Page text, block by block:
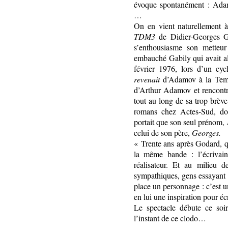
évoque spontanément :
…
On en vient naturellement
TDM3 de Didier-Georges
s’enthousiasme son
embauché Gabily qui avait
février 1976, lors d’un
revenaitd’Adamov à la
d’Arthur Adamov et
tout au long de sa trop
romans chez Actes-Sud,
portait que son seul prénom,
celui de son père, Georges.
« Trente ans après Godard,
la même bande :
réalisateur. Et au milieu
sympathiques, gens
place un personnage : c’est
en lui une inspiration pour
Le spectacle débute ce
l’instant de ce clodo…